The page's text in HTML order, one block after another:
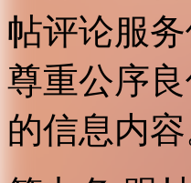
帖评论服
尊重公序
的信息内容